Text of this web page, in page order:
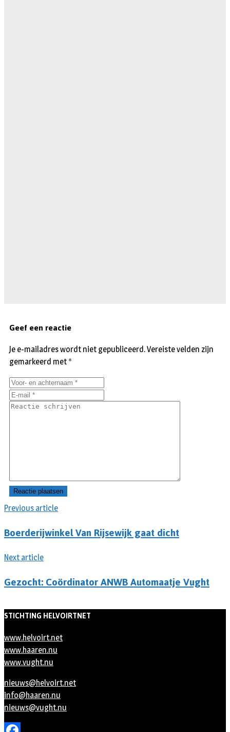
Previous article
Boerderijwinkel Van Rijsewijk gaat dicht
Next article
Gezocht: Coördinator ANWB Automaatje Vught
Geef een reactie
Je e-mailadres wordt niet gepubliceerd.Vereiste velden zijn
gemarkeerd met *
STICHTING HELVOIRTNET
www.helvoirt.net
www.haaren.nu
www.vught.nu
nieuws@helvoirt.net
info@haaren.nu
nieuws@vught.nu